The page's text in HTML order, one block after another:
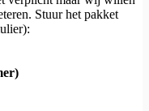
Stuur het pakket